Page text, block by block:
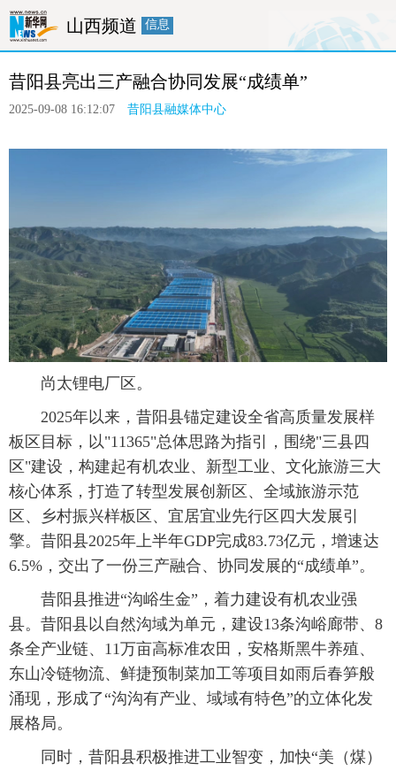
山西频道 信息
产经 医卫 教育 旅游
昔阳县亮出三产融合协同发展“成绩单”
2025-09-08 16:12:07 昔阳县融媒体中心
尚太锂电厂区。
2025年以来，昔阳县锚定建设全省高质量发展样
板区目标，以"11365"总体思路为指引，围绕"三县四
区"建设，构建起有机农业、新型工业、文化旅游三大
核心体系，打造了转型发展创新区、全域旅游示范
区、乡村振兴样板区、宜居宜业先行区四大发展引
擎。昔阳县2025年上半年GDP完成83.73亿元，增速达
6.5%，交出了一份三产融合、协同发展的“成绩单”。
昔阳县推进“沟峪生金”，着力建设有机农业强
县。昔阳县以自然沟域为单元，建设13条沟峪廊带、8
条全产业链、11万亩高标准农田，安格斯黑牛养殖、
东山冷链物流、鲜捷预制菜加工等项目如雨后春笋般
涌现，形成了“沟沟有产业、域域有特色”的立体化发
展格局。
同时，昔阳县积极推进工业智变，加快“美（煤）